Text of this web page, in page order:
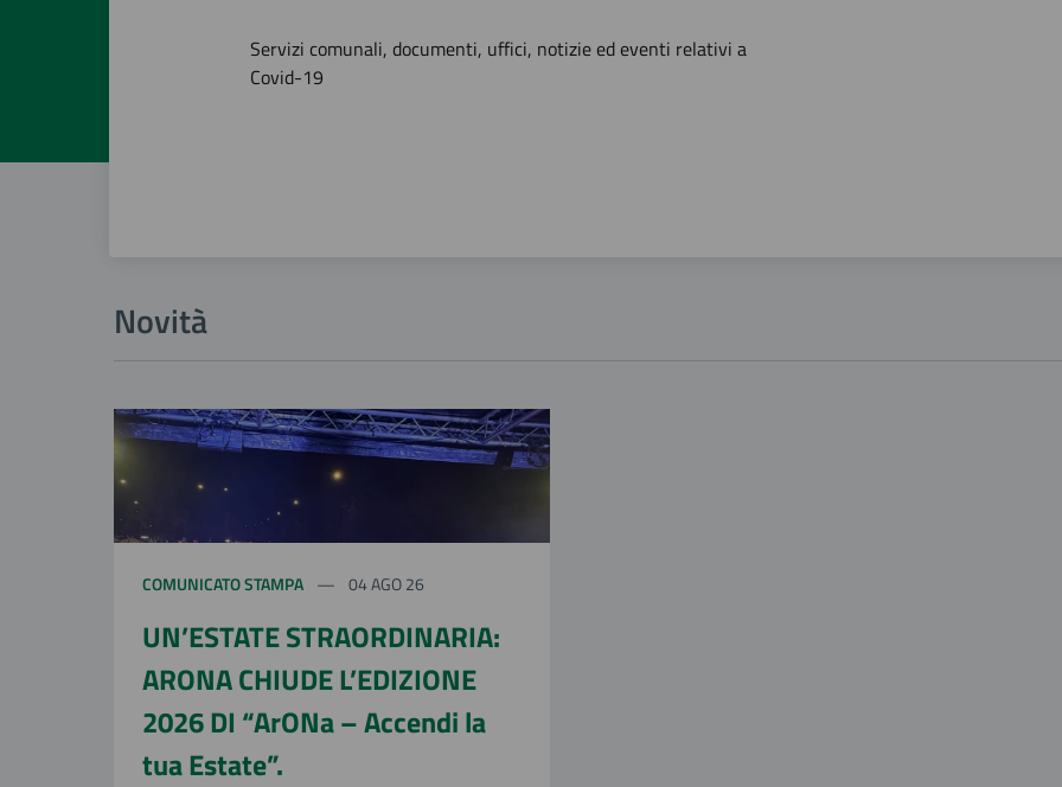
Dettagli dell'argomento
Servizi comunali, documenti, uffici, notizie ed eventi relativi a
Covid-19
Novità
COMUNICATO STAMPA 04 AGO 26
UN’ESTATE STRAORDINARIA:
ARONA CHIUDE L’EDIZIONE
2026 DI “ArONa – Accendi la
tua Estate”.